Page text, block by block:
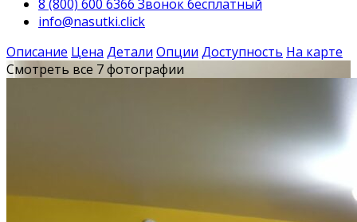
8 (800) 600 6366 Звонок бесплатный
info@nasutki.click
Описание Цена Детали Опции Доступность На карте
Смотреть все 7 фотографии